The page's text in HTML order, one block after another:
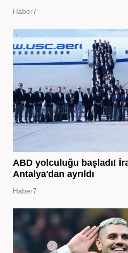
Haber7
ABD yolculuğu başladı!
Antalya'dan ayrıldı
Haber7